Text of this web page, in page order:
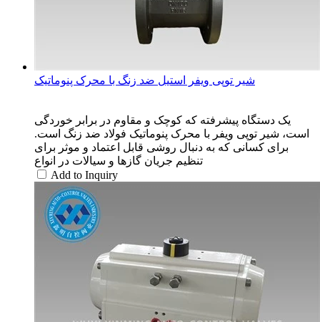
شیر توپی ویفر استیل ضد زنگ با محرک پنوماتیک
یک دستگاه پیشرفته که کوچک و مقاوم در برابر خوردگی
است، شیر توپی ویفر با محرک پنوماتیک فولاد ضد زنگ است.
برای کسانی که به دنبال روشی قابل اعتماد و موثر برای
تنظیم جریان گازها و سیالات در انواع
Add to Inquiry